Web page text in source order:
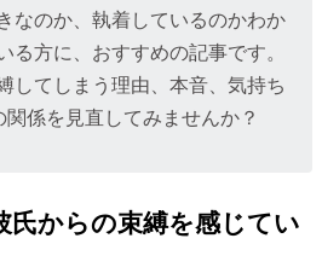
なのか、執着しているのかわか
る方に、おすすめの記事です。
してしまう理由、本音、気持ち
係を見直してみませんか？
氏からの束縛を感じてい